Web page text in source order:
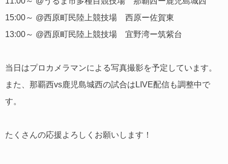
15:00～ @西原町民陸上競技場 西原ー佐賀東
13:00～ @西原町民陸上競技場 宜野湾ー筑紫台
当日はプロカメラマンによる写真撮影を予定しています。
また、那覇西vs鹿児島城西の試合はLIVE配信も調整中で
す。
たくさんの応援よろしくお願いします！